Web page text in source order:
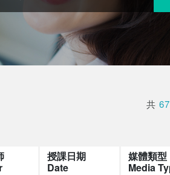
共 67
授課日期
Date
媒體類型
Media